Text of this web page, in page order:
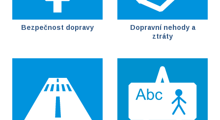
Bezpečnost dopravy
Dopravní nehody a
ztráty